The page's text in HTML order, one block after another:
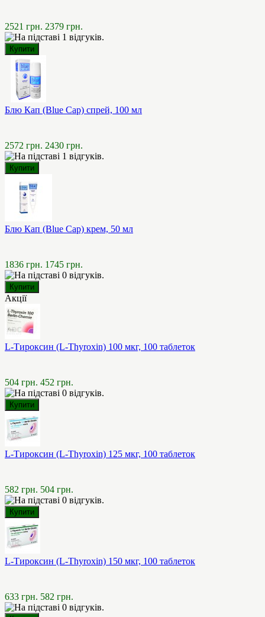
2521 грн. 2379 грн.
Блю Кап (Blue Cap) спрей, 100 мл
2572 грн. 2430 грн.
Блю Кап (Blue Cap) крем, 50 мл
1836 грн. 1745 грн.
Акції
L-Тироксин (L-Thyroxin) 100 мкг, 100 таблеток
504 грн. 452 грн.
L-Тироксин (L-Thyroxin) 125 мкг, 100 таблеток
582 грн. 504 грн.
L-Тироксин (L-Thyroxin) 150 мкг, 100 таблеток
633 грн. 582 грн.